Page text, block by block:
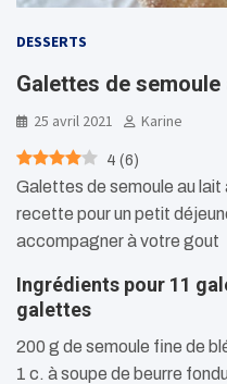
DESSERTS
Galettes de
25 avril 2021 Karine
4 (6)
Galettes de semoule au lait
recette pour un petit
accompagner à votre gout
Ingrédients pour 11
galettes
200 g de semoule fine de
1 c. à soupe de beurre fondu